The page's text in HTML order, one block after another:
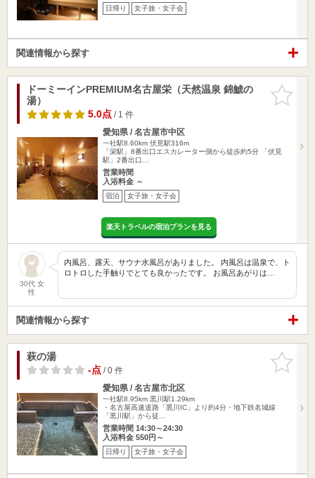
日帰り 女子旅・女子会
関連情報から探す
お気に入
りに追加
ドーミーインPREMIUM名古屋栄（天然温泉 錦鯱の
湯）
5.0点/ 1 件
愛知県 / 名古屋市中区
一社駅8.60km 伏見駅316m
「栄駅」8番出口エスカレーター側から徒歩約5分 「伏見
駅」2番出口…
営業時間
入浴料金 ～
宿泊 女子旅・女子会
楽天トラベルの宿泊プランを見る
30代 女
性
内風呂、露天、サウナ水風呂がありました。 内風呂は温泉で、ト
ロトロした手触りでとても良かったです。 お風呂あがりは…
関連情報から探す
お気に入
りに追加
萩の湯
-点/ 0 件
愛知県 / 名古屋市北区
一社駅8.95km 黒川駅1.29km
・名古屋高速道路「黒川IC」より約4分・地下鉄名城線
「黒川駅」から徒…
営業時間 14:30～24:30
入浴料金 550円～
日帰り 女子旅・女子会